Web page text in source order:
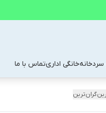
سردخانهخانگی اداریتماس با ما
گران‌ترین